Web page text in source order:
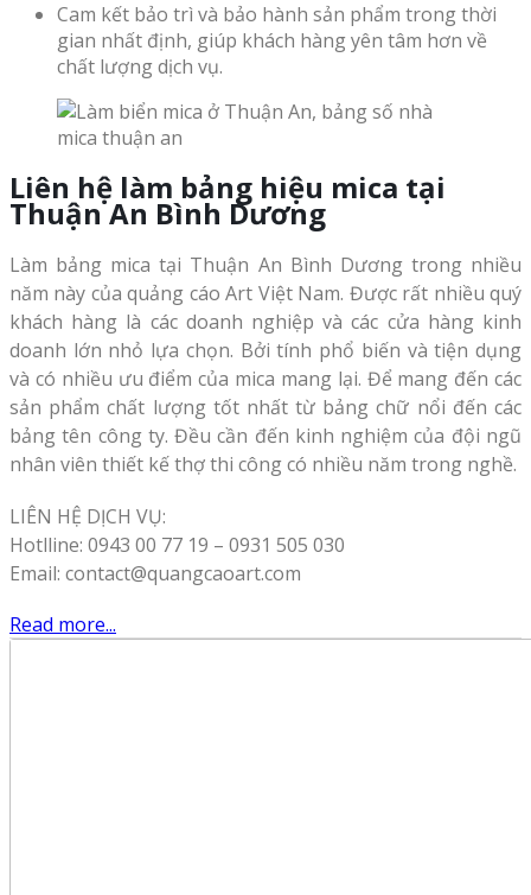
Cam kết bảo trì và bảo hành sản phẩm trong thời
gian nhất định, giúp khách hàng yên tâm hơn về
chất lượng dịch vụ.
Liên hệ làm bảng hiệu mica tại
Thuận An Bình Dương
Làm bảng mica tại Thuận An Bình Dương trong nhiều
năm này của quảng cáo Art Việt Nam. Được rất nhiều quý
khách hàng là các doanh nghiệp và các cửa hàng kinh
doanh lớn nhỏ lựa chọn. Bởi tính phổ biến và tiện dụng
và có nhiều ưu điểm của mica mang lại. Để mang đến các
sản phẩm chất lượng tốt nhất từ bảng chữ nổi đến các
bảng tên công ty. Đều cần đến kinh nghiệm của đội ngũ
nhân viên thiết kế thợ thi công có nhiều năm trong nghề.
LIÊN HỆ DỊCH VỤ:
Hotlline: 0943 00 77 19 – 0931 505 030
Email: contact@quangcaoart.com
Read more...